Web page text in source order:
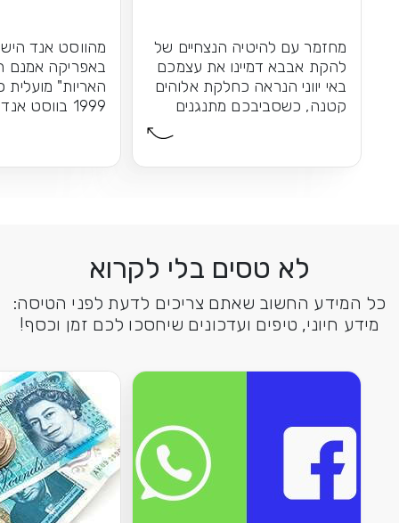
מחזמר עם להיטיה הנצחיים של
להקת אבבא דמיינו את עצמכם
באי יווני הנראה כחלקת אלוהים
קטנה, כשסביבכם מתנגנים
מהווסט אנד
באפריקה אמנם
האריות"
1999 בווסט
לא טסים בלי לקרוא
כל המידע החשוב שאתם צריכים לדעת לפני הטיסה:
מידע חיוני, טיפים ועדכונים שיחסכו לכם זמן וכסף!